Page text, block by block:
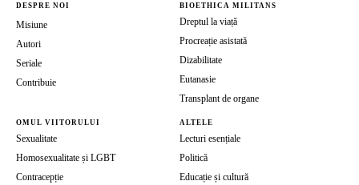
DESPRE NOI
Misiune
Autori
Seriale
Contribuie
BIOETHICA MILITANS
Dreptul la viață
Procreație asistată
Dizabilitate
Eutanasie
Transplant de organe
OMUL VIITORULUI
Sexualitate
Homosexualitate și LGBT
Contracepție
ALTELE
Lecturi esențiale
Politică
Educație și cultură